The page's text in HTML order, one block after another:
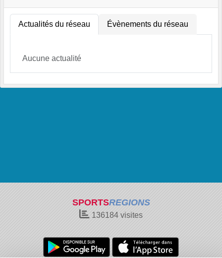
Actualités du réseau Évènements du réseau
Aucune actualité
SPORTSREGIONS
136184 visites